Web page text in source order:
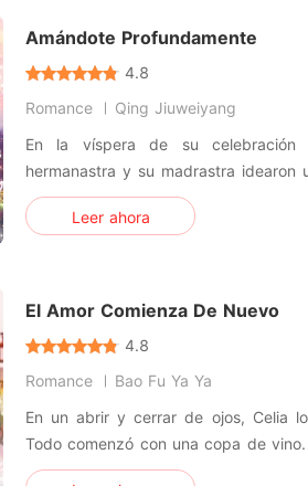
Amándote Profundamente
4.8
Romance
Qing Jiuweiyang
En la víspera de su celebración
hermanastra y su madrastra idearon
que Myra pasara la noche entera
idea de que este caballero no era
Leer ahora
El Amor Comienza De Nuevo
4.8
Romance
Bao Fu Ya Ya
En un abrir y cerrar de ojos, Celia
Todo comenzó con una copa de vino.
el vino que le ofreció su hermana